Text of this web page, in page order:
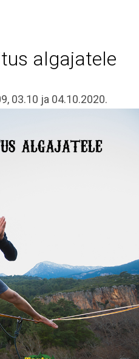
algajatele
03.10 ja 04.10.2020.